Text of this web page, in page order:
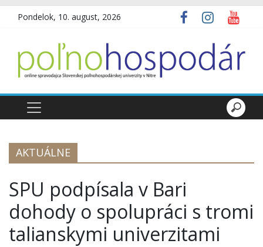
Pondelok, 10. august, 2026
AKTUÁLNE
SPU podpísala v Bari
dohody o spolupráci s tromi
talianskymi univerzitami